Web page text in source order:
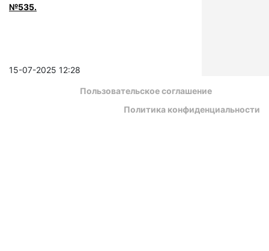
№535.
15-07-2025 12:28
Пользовательское соглашение
Политика конфиденциальности